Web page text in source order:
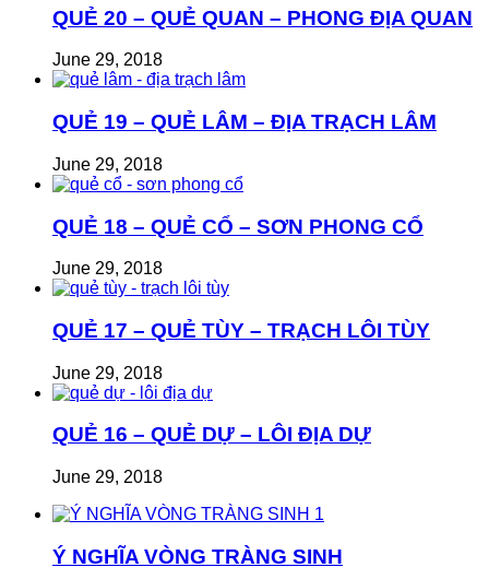
QUẺ 20 – QUẺ QUAN – PHONG ĐỊA QUAN
June 29, 2018
QUẺ 19 – QUẺ LÂM – ĐỊA TRẠCH LÂM
June 29, 2018
QUẺ 18 – QUẺ CỔ – SƠN PHONG CỔ
June 29, 2018
QUẺ 17 – QUẺ TÙY – TRẠCH LÔI TÙY
June 29, 2018
QUẺ 16 – QUẺ DỰ – LÔI ĐỊA DỰ
June 29, 2018
Ý NGHĨA VÒNG TRÀNG SINH